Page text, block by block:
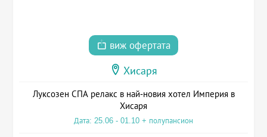
виж офертата
Хисаря
Луксозен СПА релакс в най-новия хотел Империя в
Хисаря
Дата: 25.06 - 01.10 + полупансион